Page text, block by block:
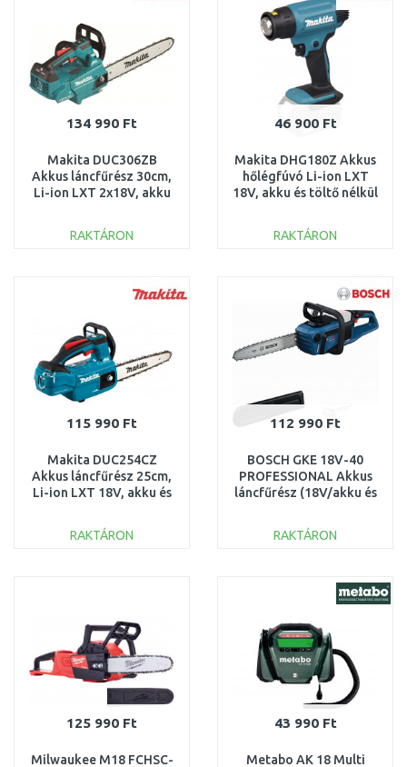
134 990 Ft
Makita DUC306ZB
Akkus láncfűrész 30cm,
Li-ion LXT 2x18V, akku
RAKTÁRON
Összehasonlítás
46 900 Ft
Makita DHG180Z Akkus
hőlégfúvó Li-ion LXT
18V, akku és töltő nélkül
RAKTÁRON
Összehasonlítás
115 990 Ft
Makita DUC254CZ
Akkus láncfűrész 25cm,
Li-ion LXT 18V, akku és
RAKTÁRON
112 990 Ft
BOSCH GKE 18V-40
PROFESSIONAL Akkus
láncfűrész (18V/akku és
06008D3000
RAKTÁRON
Összehasonlítás
125 990 Ft
Milwaukee M18 FCHSC-
43 990 Ft
Metabo AK 18 Multi